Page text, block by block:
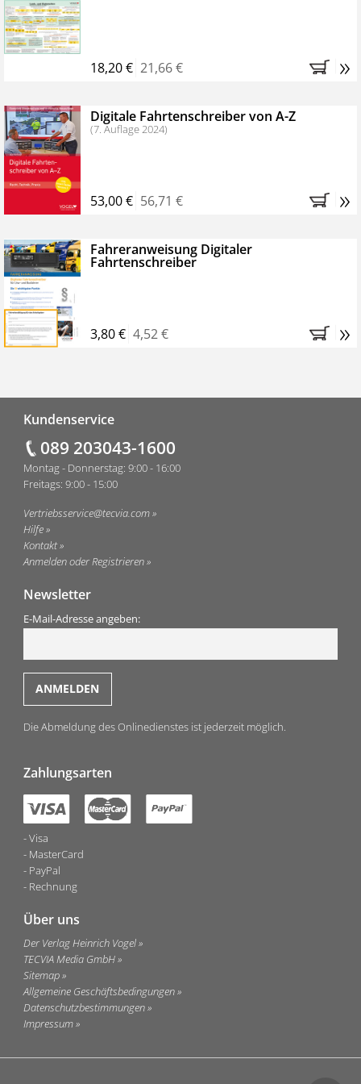
Bestellen Sie jetzt das VerkehrsRundschau Profipaket im
Kennenlern-Abo für zwei Monate (inkl. der derzeitig
Monaten brauchen Sie nichts weiter tun, das
Abonnement endet automatisch, es entstehen keine
weiteren Verpflichtungen.
18,20 € 21,66 € »
Digitale Fahrtenschreiber von A-Z
(7. Auflage 2024)
53,00 € 56,71 € »
Fahreranweisung Digitaler
Fahrtenschreiber
3,80 € 4,52 € »
Kundenservice
089 203043-1600
Montag - Donnerstag: 9:00 - 16:00
Freitags: 9:00 - 15:00
Vertriebsservice@tecvia.com
Hilfe
Kontakt
Anmelden oder Registrieren
Newsletter
E-Mail-Adresse angeben:
Die Abmeldung des Onlinedienstes ist jederzeit möglich.
Zahlungsarten
Visa
MasterCard
PayPal
Rechnung
Über uns
Der Verlag Heinrich Vogel
TECVIA Media GmbH
Sitemap
Allgemeine Geschäftsbedingungen
Datenschutzbestimmungen
Impressum